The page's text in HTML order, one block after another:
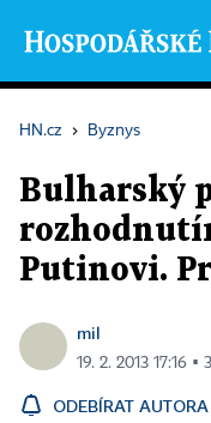
HN.cz › Byznys
Bulharský
Putinovi.
mil
19. 2. 2013 17:16 ▪
ODEBÍRAT AUTORA